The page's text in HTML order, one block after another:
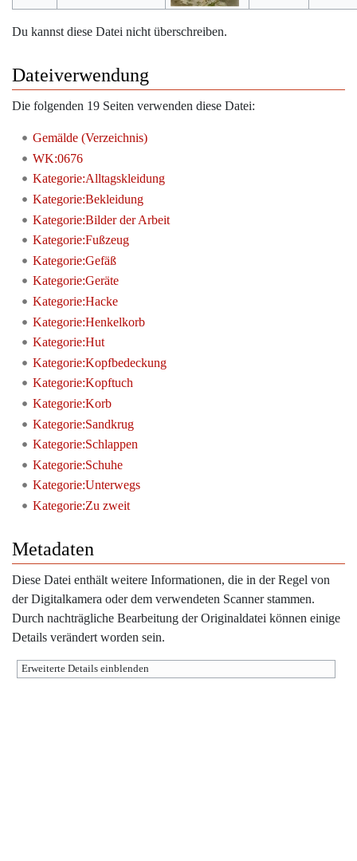
Du kannst diese Datei nicht überschreiben.
Dateiverwendung
Die folgenden 19 Seiten verwenden diese Datei:
Gemälde (Verzeichnis)
WK:0676
Kategorie:Alltagskleidung
Kategorie:Bekleidung
Kategorie:Bilder der Arbeit
Kategorie:Fußzeug
Kategorie:Gefäß
Kategorie:Geräte
Kategorie:Hacke
Kategorie:Henkelkorb
Kategorie:Hut
Kategorie:Kopfbedeckung
Kategorie:Kopftuch
Kategorie:Korb
Kategorie:Sandkrug
Kategorie:Schlappen
Kategorie:Schuhe
Kategorie:Unterwegs
Kategorie:Zu zweit
Metadaten
Diese Datei enthält weitere Informationen, die in der Regel von
der Digitalkamera oder dem verwendeten Scanner stammen.
Durch nachträgliche Bearbeitung der Originaldatei können einige
Details verändert worden sein.
Erweiterte Details einblenden